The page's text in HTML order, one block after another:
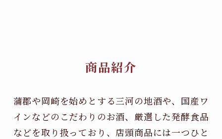
商品紹介
蒲郡や岡崎を始めとする三河の地酒や、国産ワ
インなどのこだわりのお酒、 厳選した発酵食品
などを取り扱っており、店頭商品には一つひと